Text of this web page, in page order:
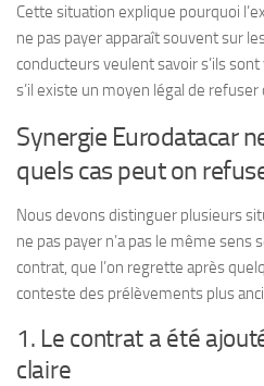
Cette situation explique pourquoi
ne pas payer apparaît souvent sur
conducteurs veulent savoir s’ils
s’il existe un moyen légal de
Synergie Eurodatacar
quels cas peut on
Nous devons distinguer plusieurs
ne pas payer n’a pas le même sens
contrat, que l’on regrette après
conteste des prélèvements plus
1. Le contrat a été
claire